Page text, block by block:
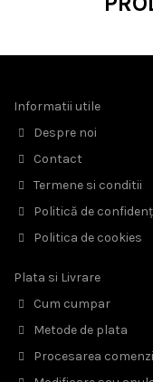
Informatii utile
Despre noi
Contact
Termene si conditii
Politică de
Politica de cookies
Plata si Livrare
Cum cumpar
Metode de plata
Procesarea